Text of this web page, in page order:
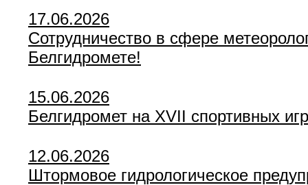
17.06.2026
Сотрудничество в сфере
Белгидромете!
15.06.2026
Белгидромет на XVII спортивных
12.06.2026
Штормовое гидрологическое